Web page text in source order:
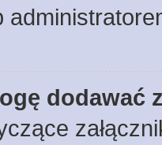
dodawać